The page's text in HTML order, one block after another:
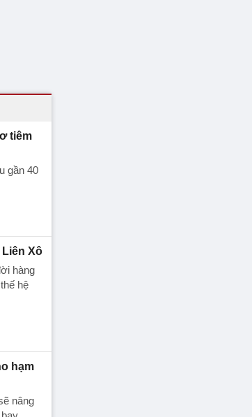
tiêm
gần 40
Xô
hàng
hệ
hạm
nâng